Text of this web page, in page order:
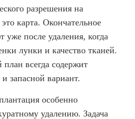
разрешения на
карта. Окончательное
после удаления, когда
лунки и качество тканей.
всегда содержит
запасной вариант.
особенно
удалению. Задача